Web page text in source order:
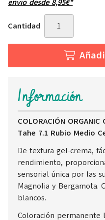
envío desde 8,95€*
Cantidad
Información
COLORACIÓN
Tahe 7.1 Rubio Medio
De textura gel-crema,
rendimiento,
sensorial única por las
Magnolia y Bergamota.
blancos.
Coloración permanente